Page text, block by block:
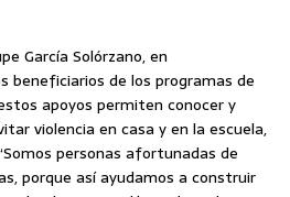
García Solórzano, en
beneficiarios de los programas de
apoyos permiten conocer y
violencia en casa y en la escuela,
personas afortunadas de
porque así ayudamos a construir